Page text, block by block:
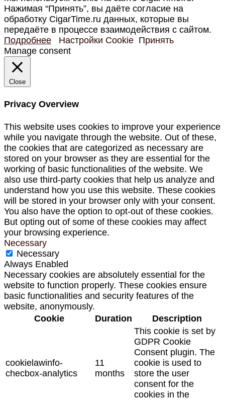
Нажимая “Принять”, вы даёте согласие на
обработку CigarTime.ru данных, которые вы
передаёте в процессе взаимодействия с сайтом.
Подробнее
Настройки Cookie Принять
Manage consent
Close
Privacy Overview
This website uses cookies to improve your experience
while you navigate through the website. Out of these,
the cookies that are categorized as necessary are
stored on your browser as they are essential for the
working of basic functionalities of the website. We
also use third-party cookies that help us analyze and
understand how you use this website. These cookies
will be stored in your browser only with your consent.
You also have the option to opt-out of these cookies.
But opting out of some of these cookies may affect
your browsing experience.
Necessary
Necessary
Always Enabled
Necessary cookies are absolutely essential for the
website to function properly. These cookies ensure
basic functionalities and security features of the
website, anonymously.
Cookie
Duration Description
cookielawinfo-
checbox-analytics
11
months
This cookie is set by
GDPR Cookie
Consent plugin. The
cookie is used to
store the user
consent for the
cookies in the